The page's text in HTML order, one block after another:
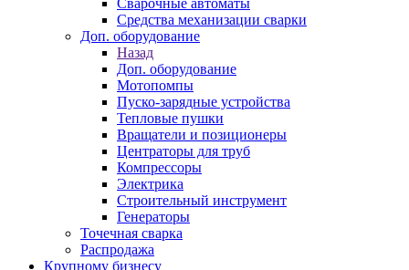
Сварочные автоматы
Средства механизации сварки
Доп. оборудование
Назад
Доп. оборудование
Мотопомпы
Пуско-зарядные устройства
Тепловые пушки
Вращатели и позиционеры
Центраторы для труб
Компрессоры
Электрика
Строительный инструмент
Генераторы
Точечная сварка
Распродажа
Крупному бизнесу